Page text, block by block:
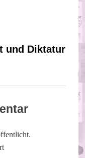
und Diktatur